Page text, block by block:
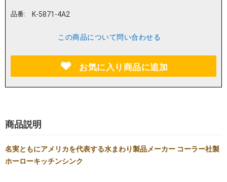
品番: K-5871-4A2
この商品について問い合わせる
お気に入り商品に追加
商品説明
名実ともにアメリカを代表する水まわり製品メーカー コーラー社製
ホーローキッチンシンク